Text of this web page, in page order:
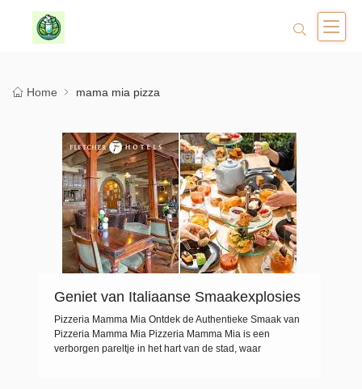
Home mama mia pizza
Geniet van Italiaanse Smaakexplosies
bij Pizzeria Mamma Mia
Pizzeria Mamma Mia Ontdek de Authentieke Smaak van
Pizzeria Mamma Mia Pizzeria Mamma Mia is een
verborgen pareltje in het hart van de stad, waar